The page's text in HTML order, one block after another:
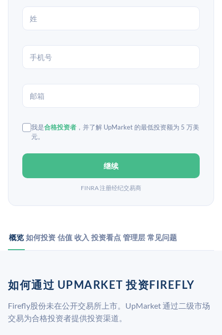
我是合格投资者 ，并了解 UpMarket 的最低投资额为 5 万美
元。
继续
FINRA 注册经纪交易商
概览 如何投资 估值 收入 投资看点 管理层 常见问题
如何通过 UPMARKET 投资FIREFLY
Firefly股份未在公开交易所上市。UpMarket 通过二级市场
交易为合格投资者提供投资渠道。